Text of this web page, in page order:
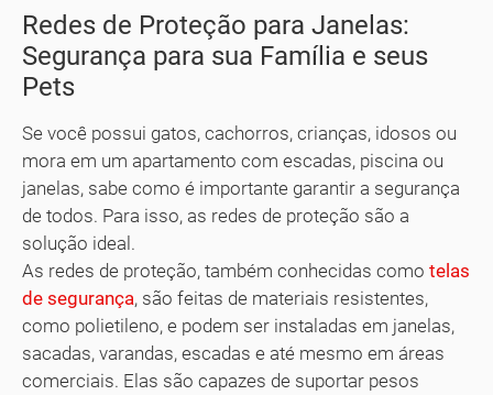
Redes de Proteção para Janelas:
Segurança para sua Família e seus
Pets
Se você possui gatos, cachorros, crianças, idosos ou
mora em um apartamento com escadas, piscina ou
janelas, sabe como é importante garantir a segurança
de todos. Para isso, as redes de proteção são a
solução ideal.
As redes de proteção, também conhecidas como telas
de segurança, são feitas de materiais resistentes,
como polietileno, e podem ser instaladas em janelas,
sacadas, varandas, escadas e até mesmo em áreas
comerciais. Elas são capazes de suportar pesos